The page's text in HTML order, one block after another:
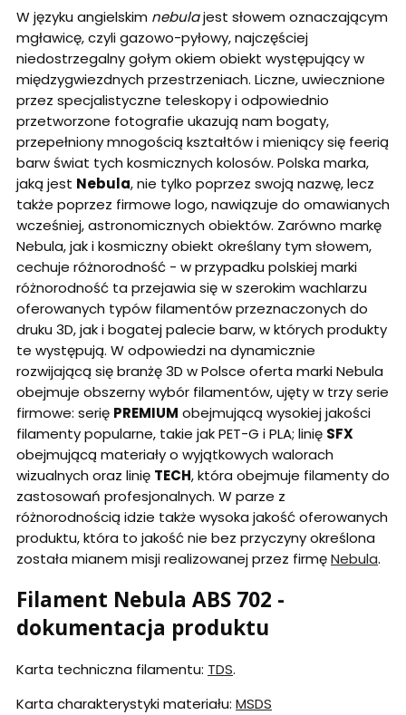
W języku angielskim nebulajest słowem oznaczającym
mgławicę, czyli gazowo-pyłowy, najczęściej
niedostrzegalny gołym okiem obiekt występujący w
międzygwiezdnych przestrzeniach. Liczne, uwiecznione
przez specjalistyczne teleskopy i odpowiednio
przetworzone fotografie ukazują nam bogaty,
przepełniony mnogością kształtów i mieniący się feerią
barw świat tych kosmicznych kolosów. Polska marka,
jaką jest Nebula, nie tylko poprzez swoją nazwę, lecz
także poprzez firmowe logo, nawiązuje do omawianych
wcześniej, astronomicznych obiektów. Zarówno markę
Nebula, jak i kosmiczny obiekt określany tym słowem,
cechuje różnorodność - w przypadku polskiej marki
różnorodność ta przejawia się w szerokim wachlarzu
oferowanych typów filamentów przeznaczonych do
druku 3D, jak i bogatej palecie barw, w których produkty
te występują. W odpowiedzi na dynamicznie
rozwijającą się branżę 3D w Polsce oferta marki Nebula
obejmuje obszerny wybór filamentów, ujęty w trzy serie
firmowe: serię PREMIUM obejmującą wysokiej jakości
filamenty popularne, takie jak PET-G i PLA; linię SFX
obejmującą materiały o wyjątkowych walorach
wizualnych oraz linię TECH, która obejmuje filamenty do
zastosowań profesjonalnych. W parze z
różnorodnością idzie także wysoka jakość oferowanych
produktu, która to jakość nie bez przyczyny określona
została mianem misji realizowanej przez firmęNebula.
Filament Nebula ABS 702 -
dokumentacja produktu
Karta techniczna filamentu: TDS.
Karta charakterystyki materiału: MSDS